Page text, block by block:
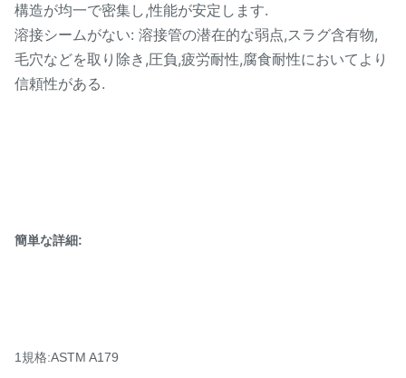
構造が均一で密集し,性能が安定します.
溶接シームがない: 溶接管の潜在的な弱点,スラグ含有物,
毛穴などを取り除き,圧負,疲労耐性,腐食耐性においてより
信頼性がある.
簡単な詳細:
1規格:ASTM A179